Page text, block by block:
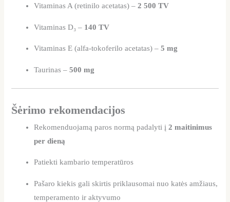
Vitaminas A (retinilo acetatas) –2 500 TV
Vitaminas D₃ – 140 TV
Vitaminas E (alfa-tokoferilo acetatas) –5 mg
Taurinas –500 mg
Šėrimo rekomendacijos
Rekomenduojamą paros normą padalyti į2 maitinimus
per dieną
Patiekti kambario temperatūros
Pašaro kiekis gali skirtis priklausomai nuo katės amžiaus,
temperamento ir aktyvumo